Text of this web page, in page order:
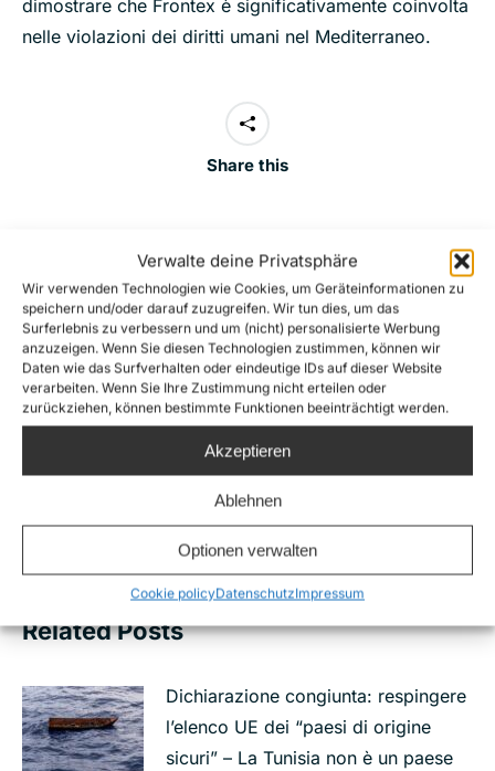
Verwalte deine Privatsphäre
Wir verwenden Technologien wie Cookies, um Geräteinformationen zu
speichern und/oder darauf zuzugreifen. Wir tun dies, um das
Surferlebnis zu verbessern und um (nicht) personalisierte Werbung
anzuzeigen. Wenn Sie diesen Technologien zustimmen, können wir
Daten wie das Surfverhalten oder eindeutige IDs auf dieser Website
verarbeiten. Wenn Sie Ihre Zustimmung nicht erteilen oder
zurückziehen, können bestimmte Funktionen beeinträchtigt werden.
Akzeptieren
Ablehnen
Optionen verwalten
Cookie policyDatenschutzImpressum
dimostrare che Frontex è significativamente coinvolta
nelle violazioni dei diritti umani nel Mediterraneo.
Share this
Post
navigation PREVIOUS
Previous
post:
Sea-Watch diffida le autorità italiane. Non
possono obbligarci a prendere ordini dalla
cosiddetta guardia costiera libica
NEXT
Un barchino identico a quello naufragato ieri a
poche miglia di Lampedusa era stato segnalato
in difficoltà tre giorni fa da Sea-Watch.
Nessuno è intervenuto
Related Posts
Dichiarazione congiunta: respingere
l’elenco UE dei “paesi di origine
sicuri” – La Tunisia non è un paese